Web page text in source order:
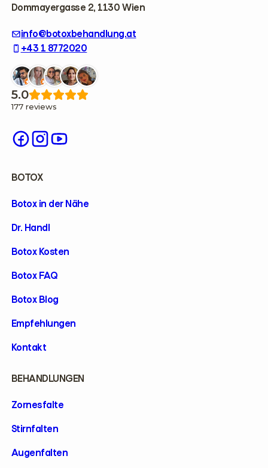
Dommayergasse 2, 1130 Wien
info@botoxbehandlung.at
+43 1 8772020
5.0
177 reviews
BOTOX
Botox in der Nähe
Dr. Handl
Botox Kosten
Botox FAQ
Botox Blog
Empfehlungen
Kontakt
BEHANDLUNGEN
Zornesfalte
Stirnfalten
Augenfalten